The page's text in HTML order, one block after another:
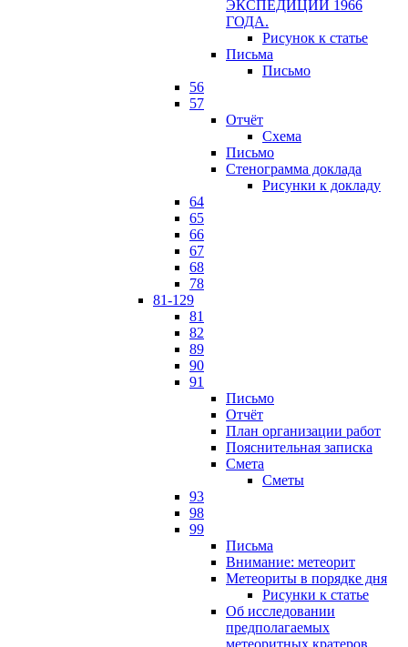
ЭКСПЕДИЦИИ 1966
ГОДА.
Рисунок к статье
Письма
Письмо
56
57
Отчёт
Схема
Письмо
Стенограмма доклада
Рисунки к докладу
64
65
66
67
68
78
81-129
81
82
89
90
91
Письмо
Отчёт
План организации работ
Пояснительная записка
Смета
Сметы
93
98
99
Письма
Внимание: метеорит
Метеориты в порядке дня
Рисунки к статье
Об исследовании
предполагаемых
метеоритных кратеров